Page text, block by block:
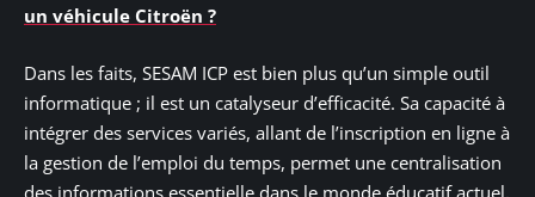
un véhicule Citroën ?
Dans les faits, SESAM ICP est bien plus qu’un simple outil
informatique ; il est un catalyseur d’efficacité. Sa capacité à
intégrer des services variés, allant de l’inscription en ligne à
la gestion de l’emploi du temps, permet une centralisation
des informations essentielle dans le monde éducatif actuel.